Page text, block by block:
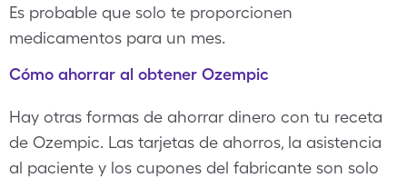
Es probable que solo te proporcionen
medicamentos para un mes.
Cómo ahorrar al obtener Ozempic
Hay otras formas de ahorrar dinero con tu receta
de Ozempic. Las tarjetas de ahorros, la asistencia
al paciente y los cupones del fabricante son solo